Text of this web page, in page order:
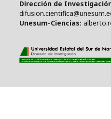
Dirección de Investigación
Unesum-Ciencias: